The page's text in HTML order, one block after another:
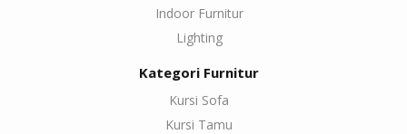
Indoor Furnitur
Lighting
Kategori Furnitur
Kursi Sofa
Kursi Tamu